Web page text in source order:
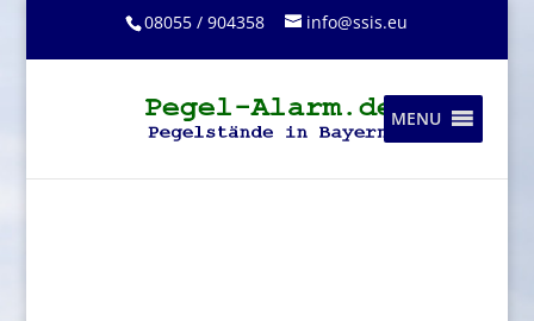
08055 / 904358 info@ssis.eu
MENU